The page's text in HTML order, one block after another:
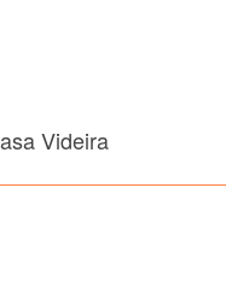
Videira